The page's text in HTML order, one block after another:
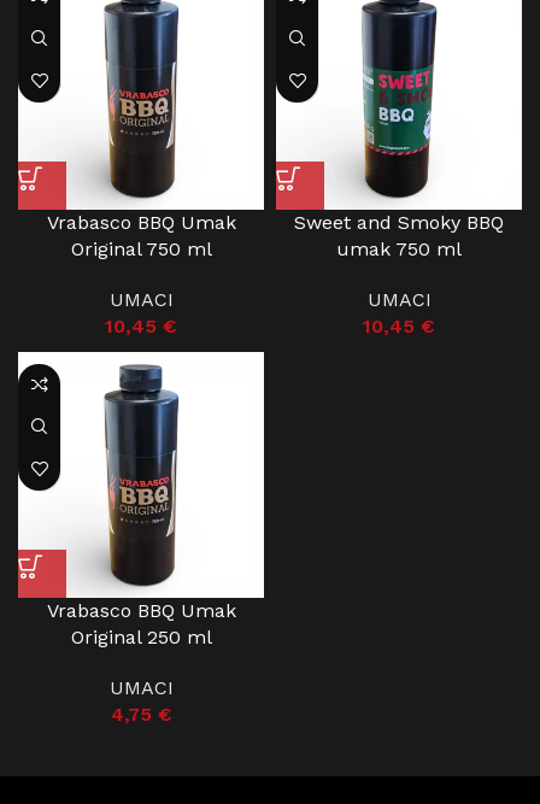
Vrabasco BBQ Umak
Original 750 ml
UMACI
10,45 €
Sweet and Smoky BBQ
umak 750 ml
UMACI
10,45 €
Vrabasco BBQ Umak
Original 250 ml
UMACI
4,75 €